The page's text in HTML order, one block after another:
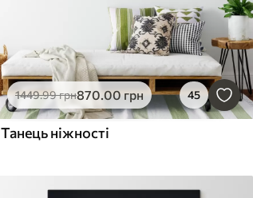
1449.99грн870.00 грн 45
Танець ніжності